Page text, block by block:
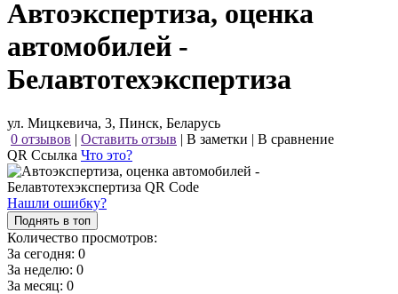
Автоэкспертиза, оценка
автомобилей -
Белавтотехэкспертиза
ул. Мицкевича, 3, Пинск, Беларусь
0 отзывов | Оставить отзыв | В заметки | В сравнение
QR Ссылка Что это?
Нашли ошибку?
Поднять в топ
Количество просмотров:
За сегодня: 0
За неделю: 0
За месяц: 0